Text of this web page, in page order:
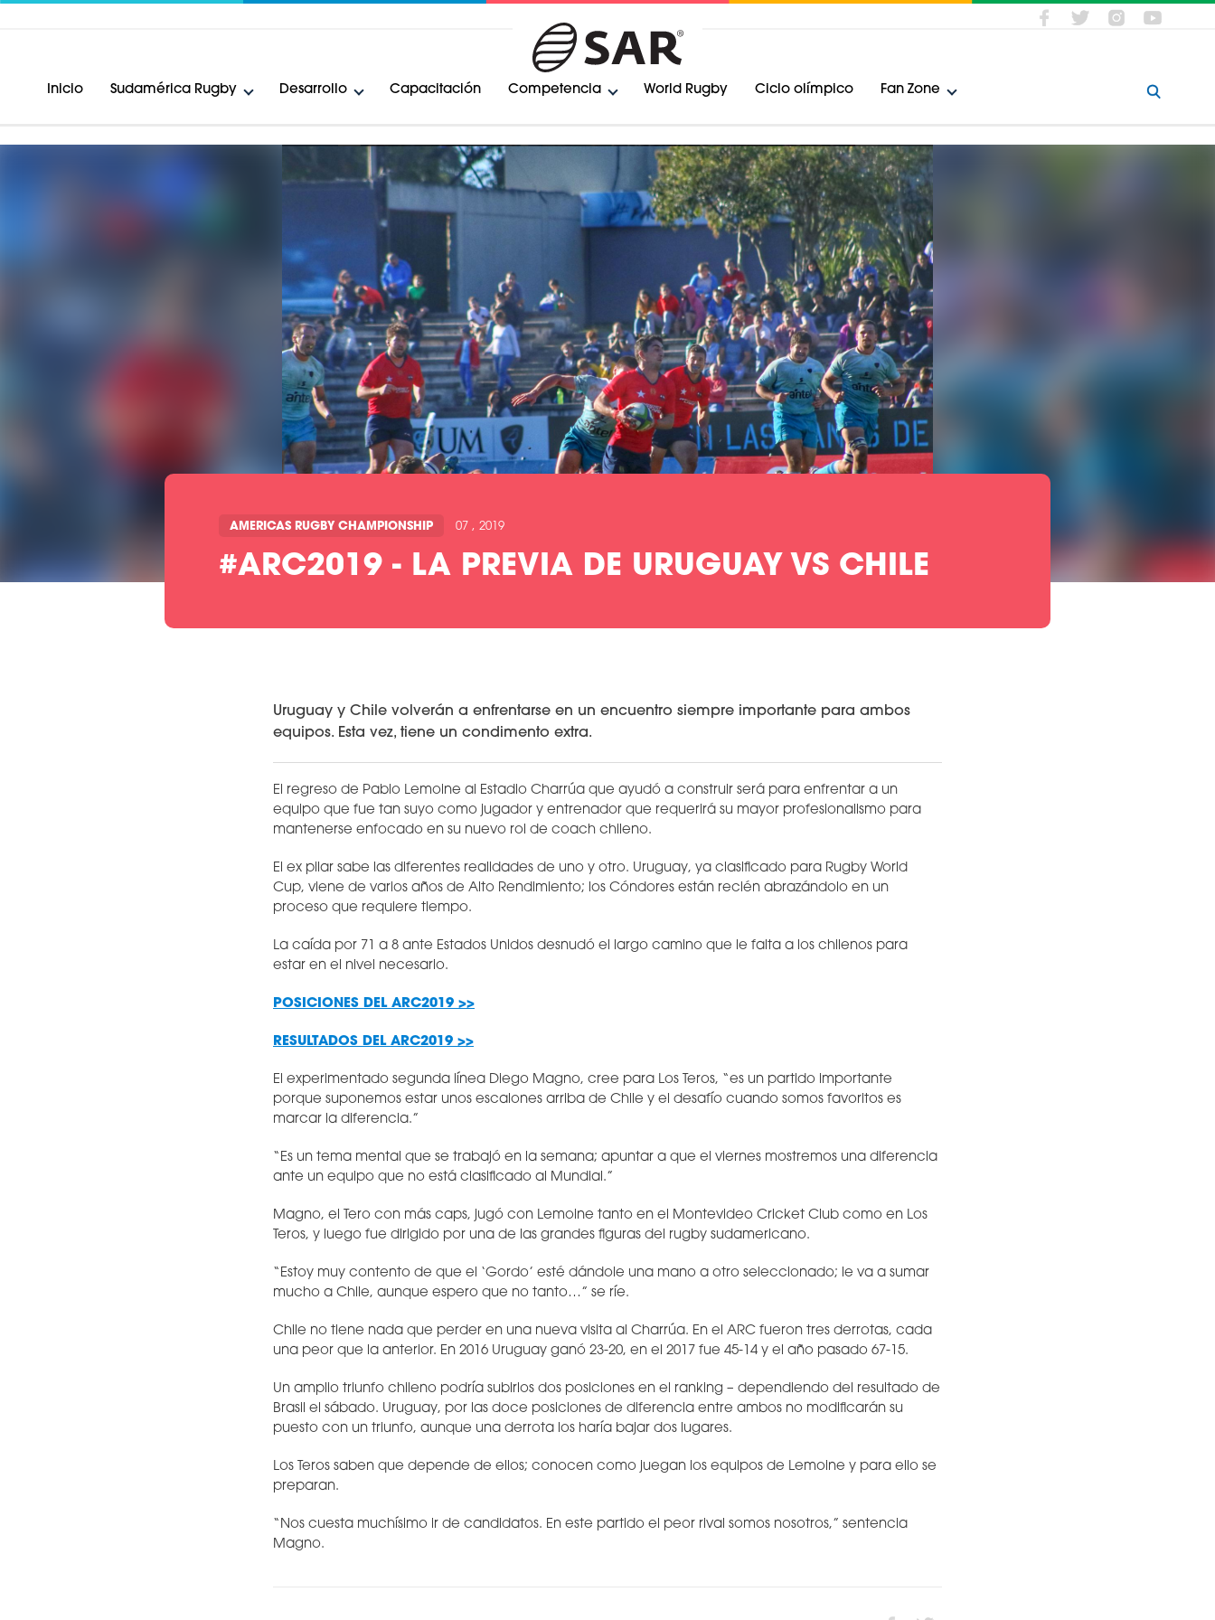
Inicio Sudamérica Rugby Desarrollo Capacitación Competencia World Rugby Ciclo olímpico Fan Zone
AMERICAS RUGBY CHAMPIONSHIP 07 , 2019
#ARC2019 - LA PREVIA DE URUGUAY VS CHILE
Uruguay y Chile volverán a enfrentarse en un encuentro siempre importante para ambos
equipos. Esta vez, tiene un condimento extra.
El regreso de Pablo Lemoine al Estadio Charrúa que ayudó a construir será para enfrentar a un
equipo que fue tan suyo como jugador y entrenador que requerirá su mayor profesionalismo para
mantenerse enfocado en su nuevo rol de coach chileno.
El ex pilar sabe las diferentes realidades de uno y otro. Uruguay, ya clasificado para Rugby World
Cup, viene de varios años de Alto Rendimiento; los Cóndores están recién abrazándolo en un
proceso que requiere tiempo.
La caída por 71 a 8 ante Estados Unidos desnudó el largo camino que le falta a los chilenos para
estar en el nivel necesario.
POSICIONES DEL ARC2019 >>
RESULTADOS DEL ARC2019 >>
El experimentado segunda línea Diego Magno, cree para Los Teros, “es un partido importante
porque suponemos estar unos escalones arriba de Chile y el desafío cuando somos favoritos es
marcar la diferencia.”
“Es un tema mental que se trabajó en la semana; apuntar a que el viernes mostremos una diferencia
ante un equipo que no está clasificado al Mundial.”
Magno, el Tero con más caps, jugó con Lemoine tanto en el Montevideo Cricket Club como en Los
Teros, y luego fue dirigido por una de las grandes figuras del rugby sudamericano.
“Estoy muy contento de que el ‘Gordo’ esté dándole una mano a otro seleccionado; le va a sumar
mucho a Chile, aunque espero que no tanto…” se ríe.
Chile no tiene nada que perder en una nueva visita al Charrúa. En el ARC fueron tres derrotas, cada
una peor que la anterior. En 2016 Uruguay ganó 23-20, en el 2017 fue 45-14 y el año pasado 67-15.
Un amplio triunfo chileno podría subirlos dos posiciones en el ranking – dependiendo del resultado de
Brasil el sábado. Uruguay, por las doce posiciones de diferencia entre ambos no modificarán su
puesto con un triunfo, aunque una derrota los haría bajar dos lugares.
Los Teros saben que depende de ellos; conocen como juegan los equipos de Lemoine y para ello se
preparan.
“Nos cuesta muchísimo ir de candidatos. En este partido el peor rival somos nosotros,” sentencia
Magno.